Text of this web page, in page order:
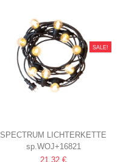
SALE!
SPECTRUM LICHTERKETTE
FÜR 10 STÜCK E27 LAMPEN
sp.WOJ+16821
21,32 €